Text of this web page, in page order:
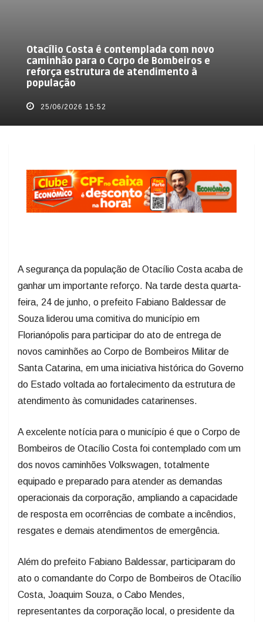
Otacílio Costa é contemplada com novo
caminhão para o Corpo de Bombeiros e
reforça estrutura de atendimento à
população
25/06/2026 15:52
A segurança da população de Otacílio Costa acaba de
ganhar um importante reforço. Na tarde desta quarta-
feira, 24 de junho, o prefeito Fabiano Baldessar de
Souza liderou uma comitiva do município em
Florianópolis para participar do ato de entrega de
novos caminhões ao Corpo de Bombeiros Militar de
Santa Catarina, em uma iniciativa histórica do Governo
do Estado voltada ao fortalecimento da estrutura de
atendimento às comunidades catarinenses.
A excelente notícia para o município é que o Corpo de
Bombeiros de Otacílio Costa foi contemplado com um
dos novos caminhões Volkswagen, totalmente
equipado e preparado para atender as demandas
operacionais da corporação, ampliando a capacidade
de resposta em ocorrências de combate a incêndios,
resgates e demais atendimentos de emergência.
Além do prefeito Fabiano Baldessar, participaram do
ato o comandante do Corpo de Bombeiros de Otacílio
Costa, Joaquim Souza, o Cabo Mendes,
representantes da corporação local, o presidente da